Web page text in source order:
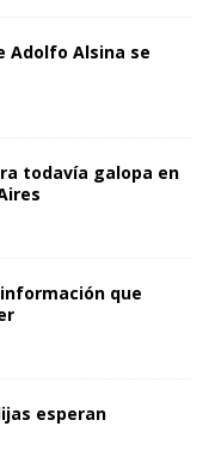
Adolfo Alsina se
todavía galopa en
que
esperan